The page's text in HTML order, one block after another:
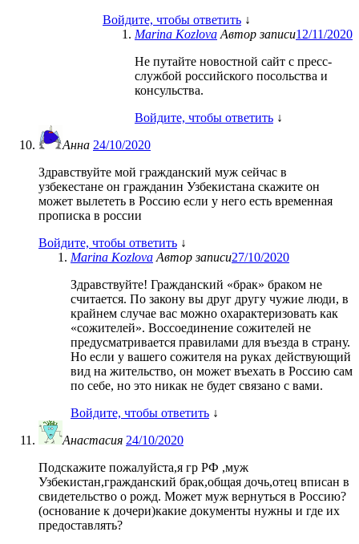
Войдите, чтобы ответить ↓
Marina Kozlova Автор записи12/11/2020
Не путайте новостной сайт с пресс-
службой российского посольства и
консульства.
Войдите, чтобы ответить ↓
Анна 24/10/2020
Здравствуйте мой гражданский муж сейчас в
узбекестане он гражданин Узбекистана скажите он
может вылететь в Россию если у него есть временная
прописка в россии
Войдите, чтобы ответить ↓
Marina Kozlova Автор записи27/10/2020
Здравствуйте! Гражданский «брак» браком не
считается. По закону вы друг другу чужие люди, в
крайнем случае вас можно охарактеризовать как
«сожителей». Воссоединение сожителей не
предусматривается правилами для въезда в страну.
Но если у вашего сожителя на руках действующий
вид на жительство, он может въехать в Россию сам
по себе, но это никак не будет связано с вами.
Войдите, чтобы ответить ↓
Анастасия 24/10/2020
Подскажите пожалуйста,я гр РФ ,муж
Узбекистан,гражданский брак,общая дочь,отец вписан в
свидетельство о рожд. Может муж вернуться в Россию?
(основание к дочери)какие документы нужны и где их
предоставлять?